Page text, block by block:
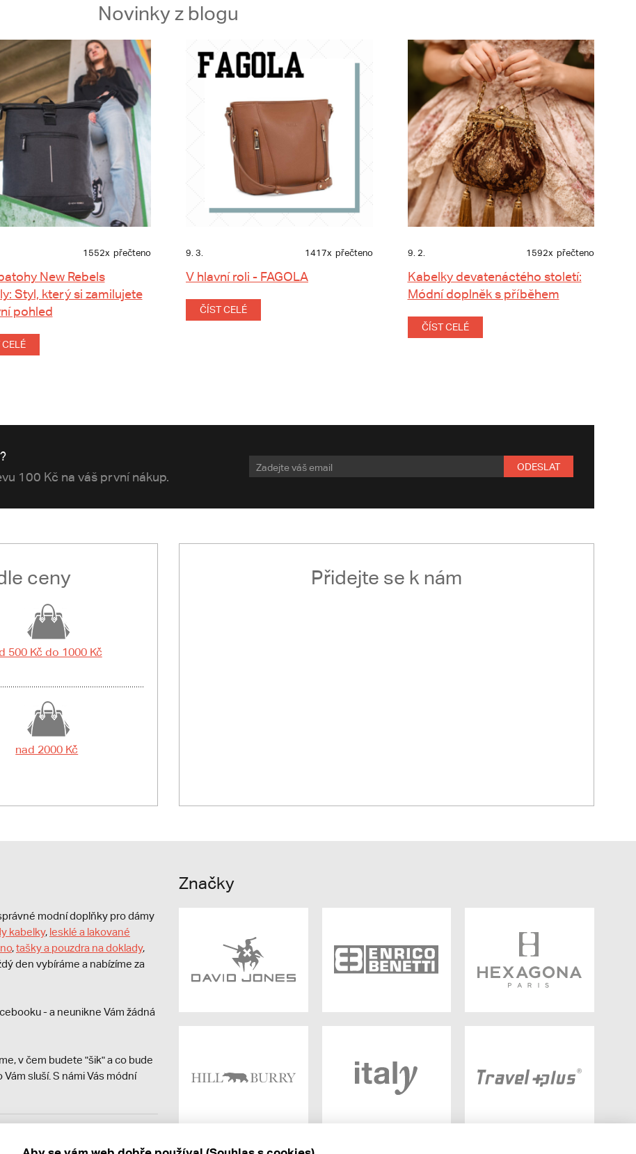
Novinky z blogu
1552x přečteno
New Rebels
Styl, který si zamilujete
pohled
9. 3. 1417x přečteno
V hlavní roli - FAGOLA
ČÍST CELÉ
9. 2. 1592x přečteno
Kabelky devatenáctého století:
Módní doplněk s příběhem
ČÍST CELÉ
100 Kč na váš první nákup.
ODESLAT
ceny
500 Kč do 1000 Kč
nad 2000 Kč
Přidejte se k nám
modní doplňky pro dámy
kabelky, lesklé a lakované
,tašky a pouzdra na doklady,
den vybíráme a nabízíme za
- a neunikne Vám žádná
v čem budete "šik" a co bude
sluší. S námi Vás módní
online; v případě
Značky